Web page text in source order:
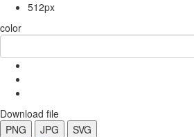
512px
color
Download file
PNG
JPG
SVG